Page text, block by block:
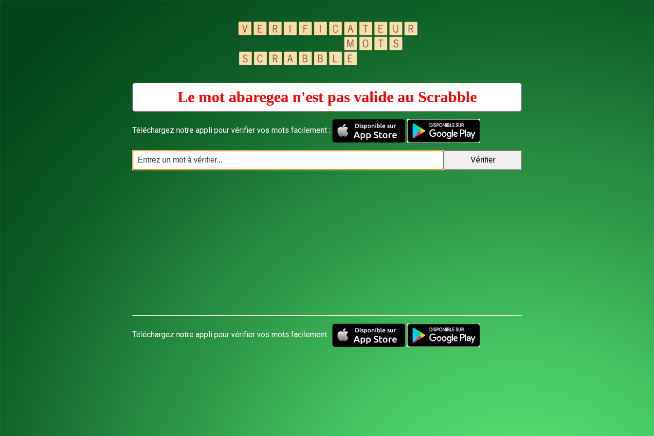
Le mot abaregea n'est pas valide au Scrabble
Téléchargez notre appli pour vérifier vos mots facilement :
Téléchargez notre appli pour vérifier vos mots facilement :